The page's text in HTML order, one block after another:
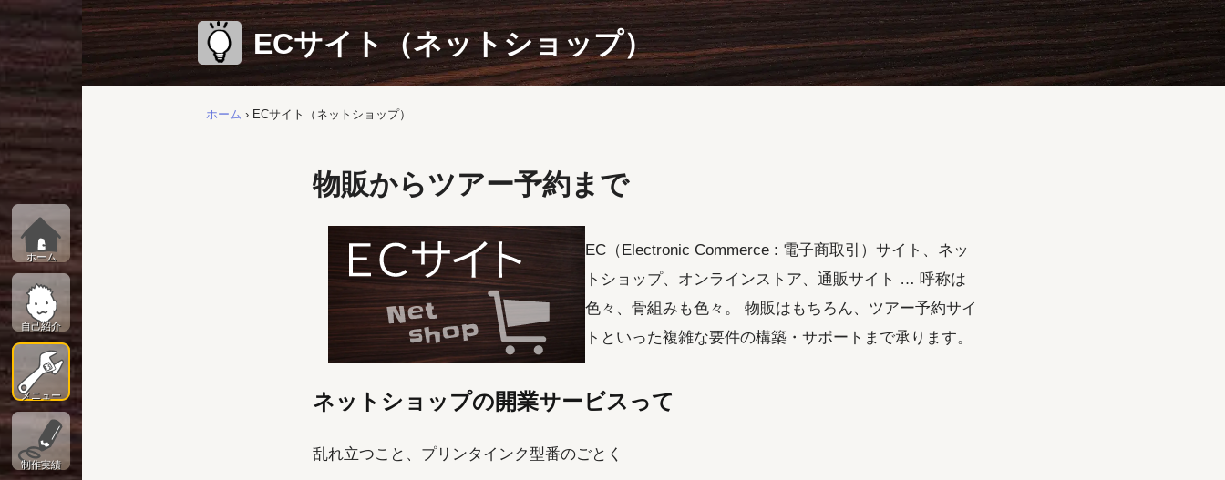
ホーム
自己紹介
メニュー
制作実績
ECサイト（ネットショップ）
ホーム › ECサイト（ネットショップ）
物販からツアー予約まで
EC（Electronic Commerce : 電子商取引）サイト、ネッ
トショップ、オンラインストア、通販サイト … 呼称は
色々、骨組みも色々。 物販はもちろん、ツアー予約サイ
トといった複雑な要件の構築・サポートまで承ります。
ネットショップの開業サービスって
乱れ立つこと、プリンタインク型番のごとく